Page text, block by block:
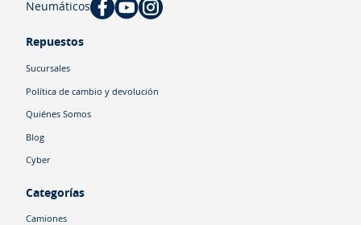
Neumáticos
Repuestos
Sucursales
Política de cambio y devolución
Quiénes Somos
Blog
Cyber
Categorías
Camiones